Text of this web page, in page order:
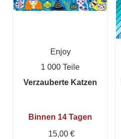
Enjoy
1 000 Teile
Verzauberte Katzen
Binnen 14 Tagen
15,00 €